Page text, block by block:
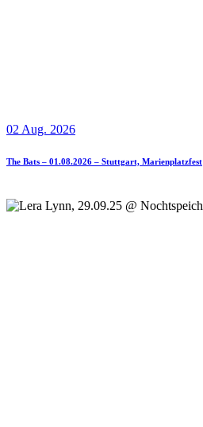
02 Aug. 2026
The Bats – 01.08.2026 – Stuttgart, Marienplatzfest